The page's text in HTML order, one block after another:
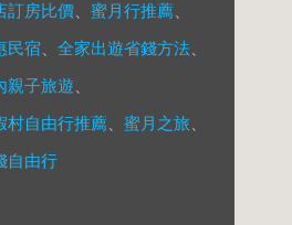
訂房比價
蜜月行推薦
民宿
全家出遊省錢方法
親子旅遊
村自由行推薦
蜜月之旅
自由行